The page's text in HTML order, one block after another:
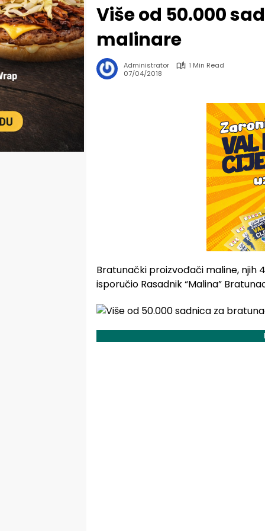
Više od 50.000
malinare
Administrator
1 Min Read
07/04/2018
Bratunački proizvođači maline, njih
isporučio Rasadnik “Malina”